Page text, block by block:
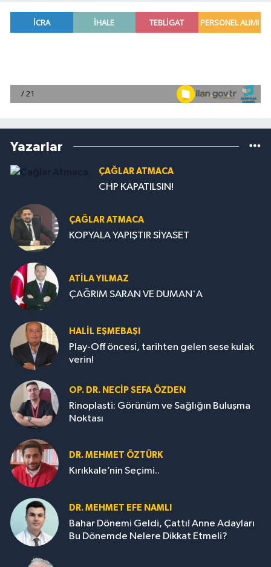
Yazarlar
ÇAĞLAR ATMACA
CHP KAPATILSIN!
ÇAĞLAR ATMACA
KOPYALA YAPIŞTIR SİYASET
ATILA YILMAZ
ÇAĞRIM SARAN VE DUMAN'A
HALIL EŞMEBAŞI
Play-Off öncesi, tarihten gelen sese kulak
verin!
OP. DR. NECIP SEFA ÖZDEN
Rinoplasti: Görünüm ve Sağlığın Buluşma
Noktası
DR. MEHMET ÖZTÜRK
Kırıkkale’nin Seçimi..
DR. MEHMET EFE NAMLI
Bahar Dönemi Geldi, Çattı! Anne Adayları
Bu Dönemde Nelere Dikkat Etmeli?